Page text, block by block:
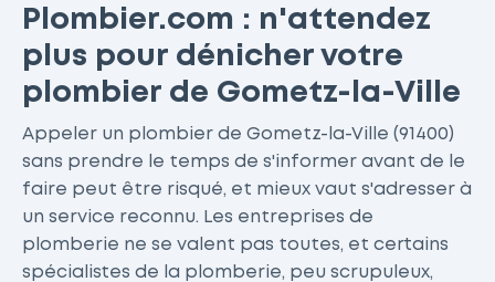
Plombier.com : n'attendez
plus pour dénicher votre
plombier de Gometz-la-Ville
Appeler un plombier de Gometz-la-Ville (91400)
sans prendre le temps de s'informer avant de le
faire peut être risqué, et mieux vaut s'adresser à
un service reconnu. Les entreprises de
plomberie ne se valent pas toutes, et certains
spécialistes de la plomberie, peu scrupuleux,